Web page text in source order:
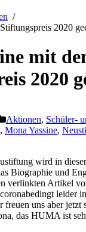
2020
mit
2020
Aktionen, Schüler-
, Mona Yassine,
wird in
Biographie und
verlinkten Artikel
leider
uns aber jetzt
das HUMA ist